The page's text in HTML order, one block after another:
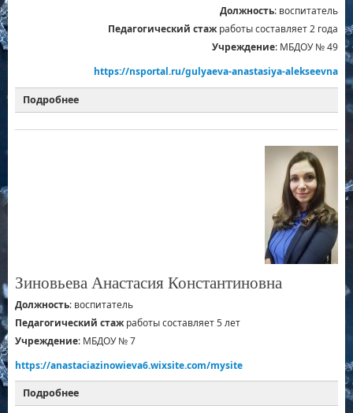
Должность: воспитатель
Педагогический стажработы составляет 2 года
Учреждение: МБДОУ № 49
https://nsportal.ru/gulyaeva-anastasiya-alekseevna
Подробнее
Зиновьева Анастасия Константиновна
Должность: воспитатель
Педагогический стажработы составляет 5 лет
Учреждение: МБДОУ № 7
https://anastaciazinowieva6.wixsite.com/mysite
Подробнее